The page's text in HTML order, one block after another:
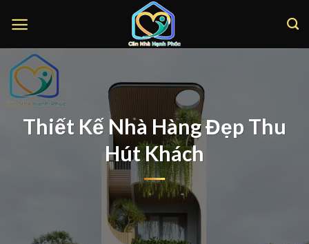
qua
dung
Thiết Kế Nhà Hàng Đẹp Thu
Hút Khách